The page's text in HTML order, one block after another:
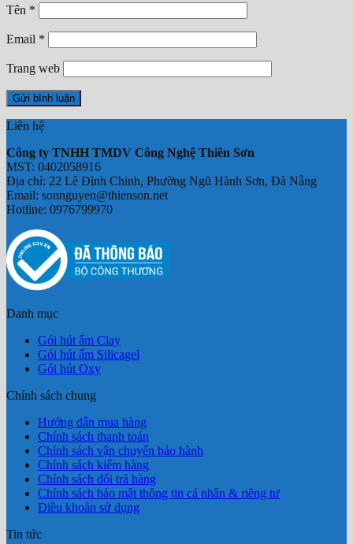
Tên *
Email *
Trang web
Liên hệ
Công ty TNHH TMDV Công Nghệ Thiên Sơn
MST: 0402058916
Địa chỉ: 22 Lê Đình Chinh, Phường Ngũ Hành Sơn, Đà Nẵng
Email: sonnguyen@thienson.net
Hotline: 0976799970
Danh mục
Gói hút ẩm Clay
Gói hút ẩm Silicagel
Gói hút Oxy
Chính sách chung
Hướng dẫn mua hàng
Chính sách thanh toán
Chính sách vận chuyển bảo hành
Chính sách kiểm hàng
Chính sách đổi trả hàng
Chính sách bảo mật thông tin cá nhân & riêng tư
Điều khoản sử dụng
Tin tức